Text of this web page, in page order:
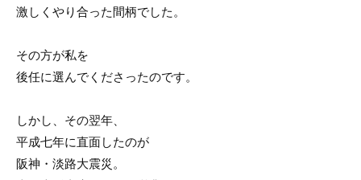
激しくやり合った間柄でした。
その方が私を
後任に選んでくださったのです。
しかし、その翌年、
平成七年に直面したのが
阪神・淡路大震災。